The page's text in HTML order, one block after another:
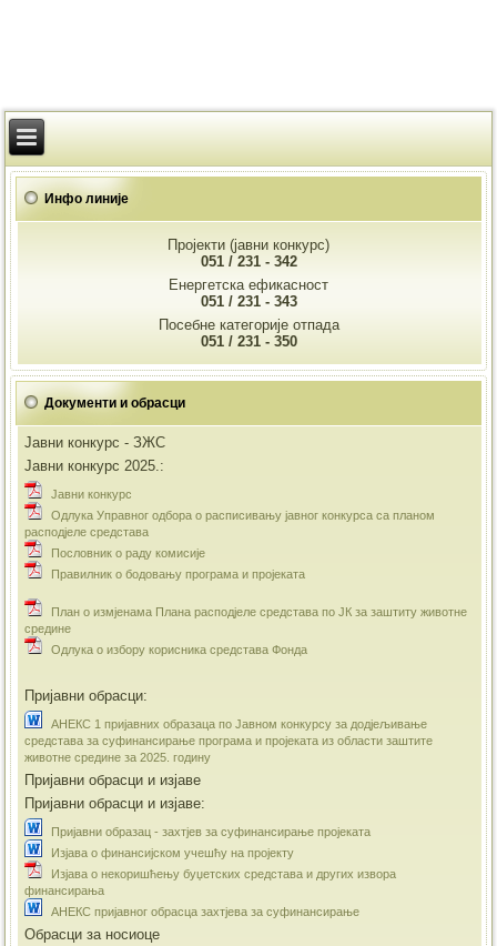
Инфо линије
Пројекти (јавни конкурс)
051 / 231 - 342
Енергетска ефикасност
051 / 231 - 343
Посебне категорије отпада
051 / 231 - 350
Документи и обрасци
Јавни конкурс - ЗЖС
Јавни конкурс 2025.:
Jавни конкурс
Одлука Управног одбора о расписивању јавног конкурса са планом
расподјеле средстава
Пословник о раду комисије
Правилник о бодовању програма и пројеката
План о измјенама Плана расподјеле средстава по ЈК за заштиту животне
средине
Одлука о избору корисника средстава Фонда
Пријавни обрасци:
АНЕКС 1 пријавних образаца по Јавном конкурсу за додјељивање
средстава за суфинансирање програма и пројеката из области заштите
животне средине за 2025. годину
Пријавни обрасци и изјаве
Пријавни обрасци и изјаве:
Пријавни образац - захтјев за суфинансирање пројеката
Изјава о финансијском учешћу на пројекту
Изјава о некоришћењу буџетских средстава и других извора
финансирања
АНЕКС пријавног обрасца захтјева за суфинансирање
Обрасци за носиоце